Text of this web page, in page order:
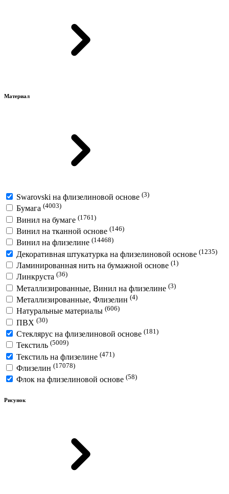
Материал
Swarovski на флизелиновой основе (3)
Бумага (4003)
Винил на бумаге (1761)
Винил на тканной основе (146)
Винил на флизелине (14468)
Декоративная штукатурка на флизелиновой основе (1235)
Ламинированная нить на бумажной основе (1)
Линкруста (36)
Металлизированные, Винил на флизелине (3)
Металлизированные, Флизелин (4)
Натуральные материалы (606)
ПВХ (30)
Стеклярус на флизелиновой основе (181)
Текстиль (5009)
Текстиль на флизелине (471)
Флизелин (17078)
Флок на флизелиновой основе (58)
Рисунок